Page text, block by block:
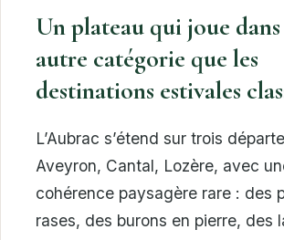
Un plateau qui joue
autre catégorie que les
destinations estivales
L’Aubrac s’étend sur trois
Aveyron, Cantal, Lozère, avec
cohérence paysagère rare : des
rases, des burons en pierre, des